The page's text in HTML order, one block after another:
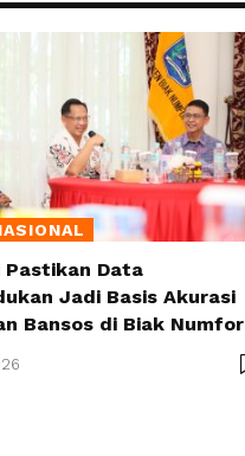
Pastikan Data
Jadi Basis Akurasi
Bansos di Biak Numfor